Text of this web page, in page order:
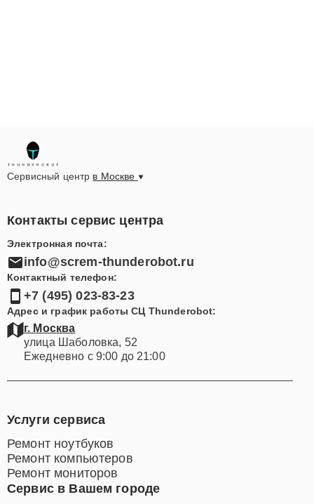
Сервисный центр в Москве
Контакты сервис центра
Электронная почта:
info@screm-thunderobot.ru
Контактный телефон:
+7 (495) 023-83-23
Адрес и график работы СЦ Thunderobot:
г. Москва
улица Шаболовка, 52
Ежедневно с 9:00 до 21:00
Сервис в Вашем городе
Услуги сервиса
Ремонт ноутбуков
Ремонт компьютеров
Ремонт мониторов